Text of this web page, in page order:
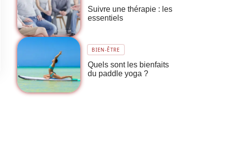
Suivre une thérapie : les
essentiels
BIEN-ÊTRE
Quels sont les bienfaits
du paddle yoga ?